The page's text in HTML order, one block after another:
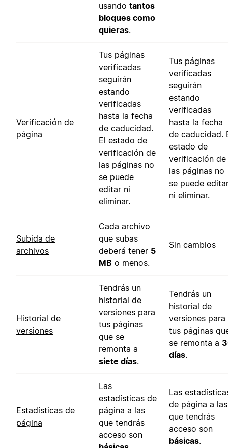
usando tantos
bloques como
quieras.
Verificación de
página
Tus páginas
verificadas
seguirán
estando
verificadas
hasta la fecha
de caducidad.
El estado de
verificación de
las páginas no
se puede
editar ni
eliminar.
Tus páginas
verificadas
seguirán
estando
verificadas
hasta la fecha
de caducidad.
estado de
verificación de
las páginas no
se puede
ni eliminar.
Subida de
archivos
Cada archivo
que subas
deberá tener 5
MB o menos.
Sin cambios
Historial de
versiones
Tendrás un
historial de
versiones para
tus páginas
que se
remonta a
siete días.
Tendrás un
historial de
versiones para
tus páginas
se remonta a
días.
Estadísticas de
página
Las
estadísticas de
página a las
que tendrás
acceso son
Las
de página a las
que tendrás
acceso son
básicas.